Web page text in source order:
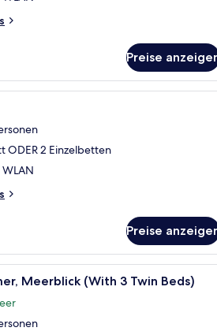
Preise
Ein kleiner, gut beleuchteter
ODER 2 Einzelbetten
Preise
Ein Zimmer mit zwei
Meerblick (With 3 Twin Beds)